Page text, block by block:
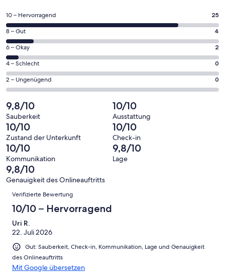
einem
neuen
Fenster
geöffnet
25
von
insgesamt
31
Gästebewertungen
haben
eine
Bewertung
von
10
-
Hervorragend
10 – Hervorragend 25
4
von
insgesamt
31
Gästebewertungen
haben
Bewertung
von
8
-
Gut
8 – Gut 4
2
von
insgesamt
31
Gästebewertungen
haben
eine
Bewertung
von
6
-
Okay
6 – Okay 2
0
von
insgesamt
Gästebewertungen
haben
eine
Bewertung
von
4
-
Schlecht
4 – Schlecht 0
0
von
insgesamt
31
Gästebewertungen
haben
eine
Bewertung
von
2
Ungenügend
2 – Ungenügend 0
9,8/10
Sauberkeit
10/10
Ausstattung
10/10
Zustand der Unterkunft
10/10
Check-in
10/10
Kommunikation
9,8/10
Lage
9,8/10
Genauigkeit des Onlineauftritts
Bewertungen
Verifizierte Bewertung
10/10 – Hervorragend
Uri R.
22. Juli 2026
Gut: Sauberkeit, Check-in, Kommunikation, Lage und Genauigkeit
des Onlineauftritts
Mit Google übersetzen